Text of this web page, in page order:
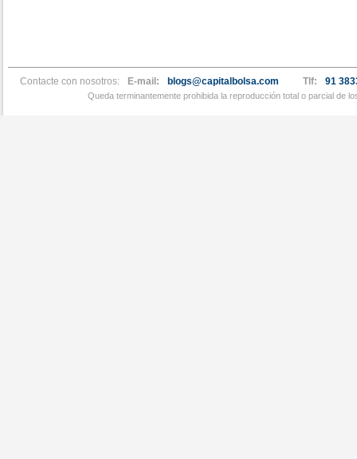
Contacte con nosotros: E-mail: blogs@capitalbolsa.com Tlf: 91
Queda terminantemente prohibida la reproducción total o parcial de